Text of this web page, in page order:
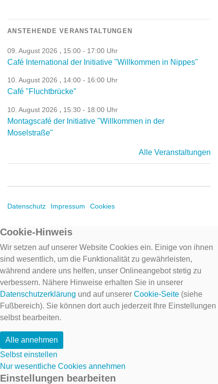
ANSTEHENDE VERANSTALTUNGEN
09. August 2026 , 15:00 - 17:00 Uhr
Café International der Initiative "Willkommen in Nippes"
10. August 2026 , 14:00 - 16:00 Uhr
Café "Fluchtbrücke"
10. August 2026 , 15:30 - 18:00 Uhr
Montagscafé der Initiative "Willkommen in der
Moselstraße"
Alle Veranstaltungen
Datenschutz Impressum Cookies
Cookie-Hinweis
Wir setzen auf unserer Website Cookies ein. Einige von ihnen
sind wesentlich, um die Funktionalität zu gewährleisten,
während andere uns helfen, unser Onlineangebot stetig zu
verbessern. Nähere Hinweise erhalten Sie in unserer
Datenschutzerklärung und auf unserer Cookie-Seite (siehe
Fußbereich). Sie können dort auch jederzeit Ihre Einstellungen
selbst bearbeiten.
Alle annehmen
Selbst einstellen
Nur wesentliche Cookies annehmen
Einstellungen bearbeiten